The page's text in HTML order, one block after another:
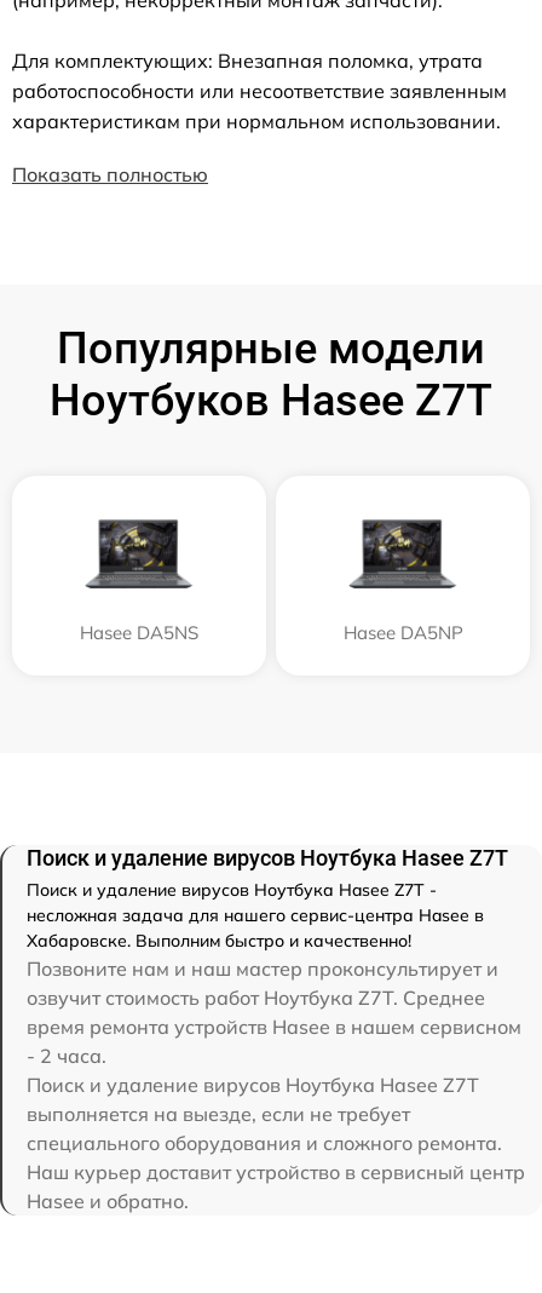
Для комплектующих: Внезапная поломка, утрата
работоспособности или несоответствие заявленным
характеристикам при нормальном использовании.
Показать полностью
Популярные модели
Ноутбуков Hasee Z7T
Hasee DA5NS Hasee DA5NP
Поиск и удаление вирусов Ноутбука Hasee Z7T
Поиск и удаление вирусов Ноутбука Hasee Z7T -
несложная задача для нашего сервис-центра Hasee в
Хабаровске. Выполним быстро и качественно!
Позвоните нам и наш мастер проконсультирует и
озвучит стоимость работ Ноутбука Z7T. Среднее
время ремонта устройств Hasee в нашем сервисном
- 2 часа.
Поиск и удаление вирусов Ноутбука Hasee Z7T
выполняется на выезде, если не требует
специального оборудования и сложного ремонта.
Наш курьер доставит устройство в сервисный центр
Hasee и обратно.